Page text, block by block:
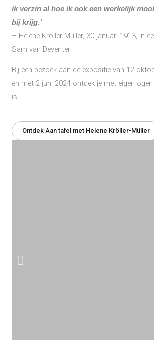
ik verzin al hoe ik ook een werkelijk
bij krijg.’
– Helene Kröller-Müller, 30 januari 1913, in
Sam van Deventer
Bij een bezoek aan de expositie van 12
en met 2 juni 2024 ontdek je met eigen
is!
Ontdek Aan tafel met Helene Kröller-Müller